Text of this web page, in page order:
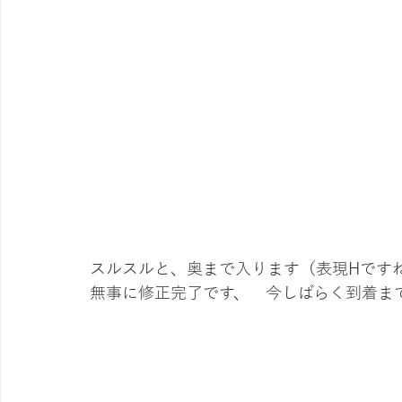
スルスルと、奥まで入ります（表現Hです
無事に修正完了です、　今しばらく到着ま